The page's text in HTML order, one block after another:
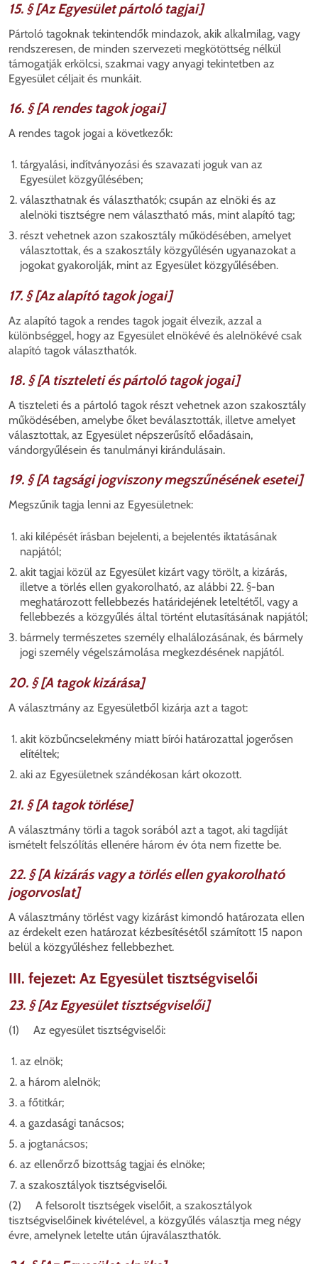
15. § [Az Egyesület pártoló tagjai]
Pártoló tagoknak tekintendők mindazok, akik alkalmilag, vagy
rendszeresen, de minden szervezeti megkötöttség nélkül
támogatják erkölcsi, szakmai vagy anyagi tekintetben az
Egyesület céljait és munkáit.
16. § [A rendes tagok jogai]
A rendes tagok jogai a következők:
tárgyalási, indítványozási és szavazati joguk van az
Egyesület közgyűlésében;
választhatnak és választhatók; csupán az elnöki és az
alelnöki tisztségre nem választható más, mint alapító tag;
részt vehetnek azon szakosztály működésében, amelyet
választottak, és a szakosztály közgyűlésén ugyanazokat a
jogokat gyakorolják, mint az Egyesület közgyűlésében.
17. § [Az alapító tagok jogai]
Az alapító tagok a rendes tagok jogait élvezik, azzal a
különbséggel, hogy az Egyesület elnökévé és alelnökévé csak
alapító tagok választhatók.
18. § [A tiszteleti és pártoló tagok jogai]
A tiszteleti és a pártoló tagok részt vehetnek azon szakosztály
működésében, amelybe őket beválasztották, illetve amelyet
választottak, az Egyesület népszerűsítő előadásain,
vándorgyűlésein és tanulmányi kirándulásain.
19. § [A tagsági jogviszony megszűnésének esetei]
Megszűnik tagja lenni az Egyesületnek:
aki kilépését írásban bejelenti, a bejelentés iktatásának
napjától;
akit tagjai közül az Egyesület kizárt vagy törölt, a kizárás,
illetve a törlés ellen gyakorolható, az alábbi 22. §-ban
meghatározott fellebbezés határidejének leteltétől, vagy a
fellebbezés a közgyűlés által történt elutasításának napjától;
bármely természetes személy elhalálozásának, és bármely
jogi személy végelszámolása megkezdésének napjától.
20. § [A tagok kizárása]
A választmány az Egyesületből kizárja azt a tagot:
akit közbűncselekmény miatt bírói határozattal jogerősen
elítéltek;
aki az Egyesületnek szándékosan kárt okozott.
21. § [A tagok törlése]
A választmány törli a tagok sorából azt a tagot, aki tagdíját
ismételt felszólítás ellenére három év óta nem fizette be.
22. § [A kizárás vagy a törlés ellen gyakorolható
jogorvoslat]
A választmány törlést vagy kizárást kimondó határozata ellen
az érdekelt ezen határozat kézbesítésétől számított 15 napon
belül a közgyűléshez fellebbezhet.
III. fejezet: Az Egyesület tisztségviselői
23. § [Az Egyesület tisztségviselői]
(1) Az egyesület tisztségviselői:
az elnök;
a három alelnök;
a főtitkár;
a gazdasági tanácsos;
a jogtanácsos;
az ellenőrző bizottság tagjai és elnöke;
a szakosztályok tisztségviselői.
(2) A felsorolt tisztségek viselőit, a szakosztályok
tisztségviselőinek kivételével, a közgyűlés választja meg négy
évre, amelynek letelte után újraválaszthatók.